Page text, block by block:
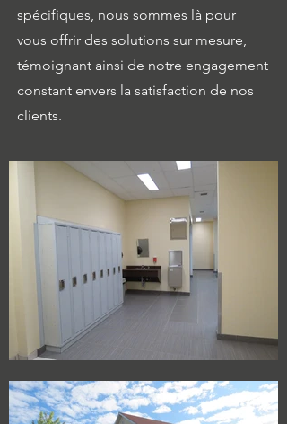
spécifiques, nous sommes là pour
vous offrir des solutions sur mesure,
témoignant ainsi de notre engagement
constant envers la satisfaction de nos
clients.